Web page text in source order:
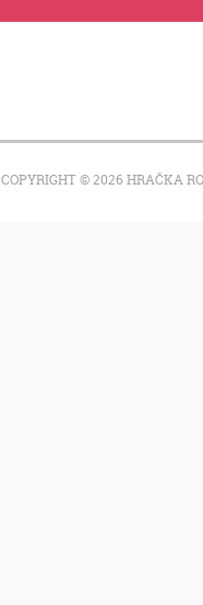
COPYRIGHT © 2026 HRAČKA